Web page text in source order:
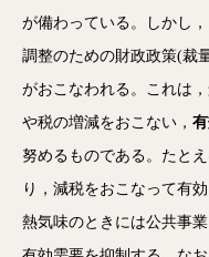
が備わっている。しかし
調整のための財政政策(裁
がおこなわれる。これは
や税の増減をおこない，
努めるものである。たと
り，減税をおこなって有
熱気味のときには公共事